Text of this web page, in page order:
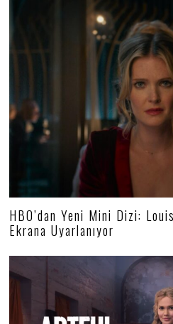
HBO’dan Yeni Mini Dizi:
Ekrana Uyarlanıyor